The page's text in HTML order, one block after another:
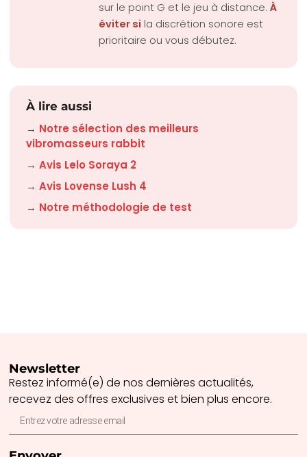
sur le point G et le jeu à distance. À
éviter si la discrétion sonore est
prioritaire ou vous débutez.
À lire aussi
→ Notre sélection des meilleurs
vibromasseurs rabbit
→ Avis Lelo Soraya 2
→ Avis Lovense Lush 4
→ Notre méthodologie de test
Newsletter
Restez informé(e) de nos dernières actualités,
recevez des offres exclusives et bien plus encore.